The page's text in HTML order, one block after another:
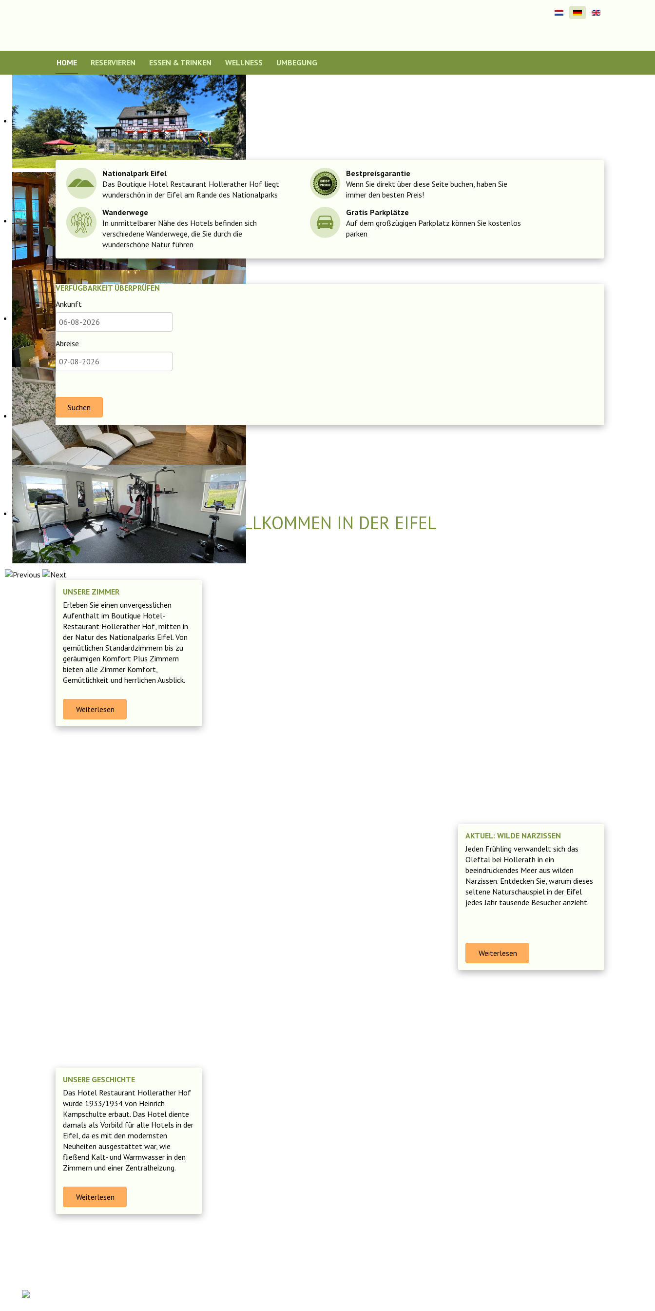
Sprache auswählen
HOME RESERVIEREN ESSEN & TRINKEN WELLNESS UMBEGUNG
Nationalpark Eifel
Das Boutique Hotel Restaurant Hollerather Hof liegt
wunderschön in der Eifel am Rande des Nationalparks
Bestpreisgarantie
Wenn Sie direkt über diese Seite buchen, haben Sie
immer den besten Preis!
Wanderwege
In unmittelbarer Nähe des Hotels befinden sich
verschiedene Wanderwege, die Sie durch die
wunderschöne Natur führen
Gratis Parkplätze
Auf dem großzügigen Parkplatz können Sie kostenlos
parken
VERFÜGBARKEIT ÜBERPRÜFEN
Ankunft
Abreise
Suchen
WILLKOMMEN IN DER EIFEL
UNSERE ZIMMER
Erleben Sie einen unvergesslichen
Aufenthalt im Boutique Hotel-
Restaurant Hollerather Hof, mitten in
der Natur des Nationalparks Eifel. Von
gemütlichen Standardzimmern bis zu
geräumigen Komfort Plus Zimmern
bieten alle Zimmer Komfort,
Gemütlichkeit und herrlichen Ausblick.
Weiterlesen
AKTUEL: WILDE NARZISSEN
Jeden Frühling verwandelt sich das
Oleftal bei Hollerath in ein
beeindruckendes Meer aus wilden
Narzissen. Entdecken Sie, warum dieses
seltene Naturschauspiel in der Eifel
jedes Jahr tausende Besucher anzieht.
Weiterlesen
UNSERE GESCHICHTE
Das Hotel Restaurant Hollerather Hof
wurde 1933/1934 von Heinrich
Kampschulte erbaut. Das Hotel diente
damals als Vorbild für alle Hotels in der
Eifel, da es mit den modernsten
Neuheiten ausgestattet war, wie
fließend Kalt- und Warmwasser in den
Zimmern und einer Zentralheizung.
Weiterlesen